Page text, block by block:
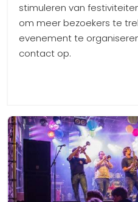
stimuleren van
om meer bezoekers te
evenement te
contact op.